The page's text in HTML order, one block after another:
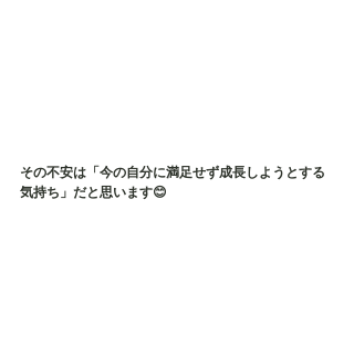
その不安は「今の自分に満足せず成長しようとする
気持ち」だと思います😊